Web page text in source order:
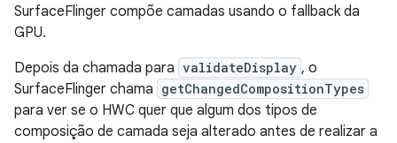
SurfaceFlinger compõe camadas usando o fallback da
GPU.
Depois da chamada para validateDisplay , o
SurfaceFlinger chama getChangedCompositionTypes
para ver se o HWC quer que algum dos tipos de
composição de camada seja alterado antes de realizar a